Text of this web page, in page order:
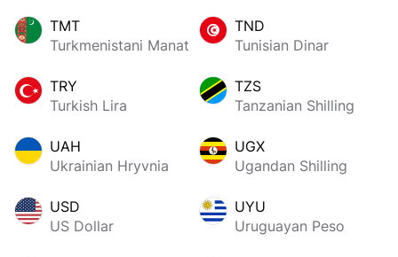
TMT
Turkmenistani Manat
TND
Tunisian Dinar
TRY
Turkish Lira
TZS
Tanzanian Shilling
UAH
Ukrainian Hryvnia
UGX
Ugandan Shilling
USD
US Dollar
UYU
Uruguayan Peso